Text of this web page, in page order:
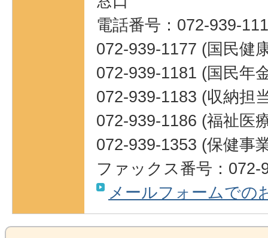
電話番号：072-939-
072-939-1177 (国民健
072-939-1181 (国民年
072-939-1183 (収納担
072-939-1186 (福祉医
072-939-1353 (保健事
ファックス番号：072-
メールフォームでの